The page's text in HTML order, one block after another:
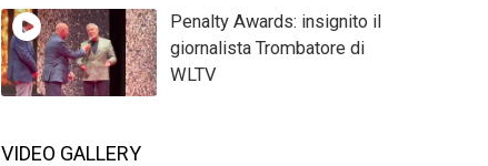
Penalty Awards: insignito il
giornalista Trombatore di
WLTV
VIDEO GALLERY